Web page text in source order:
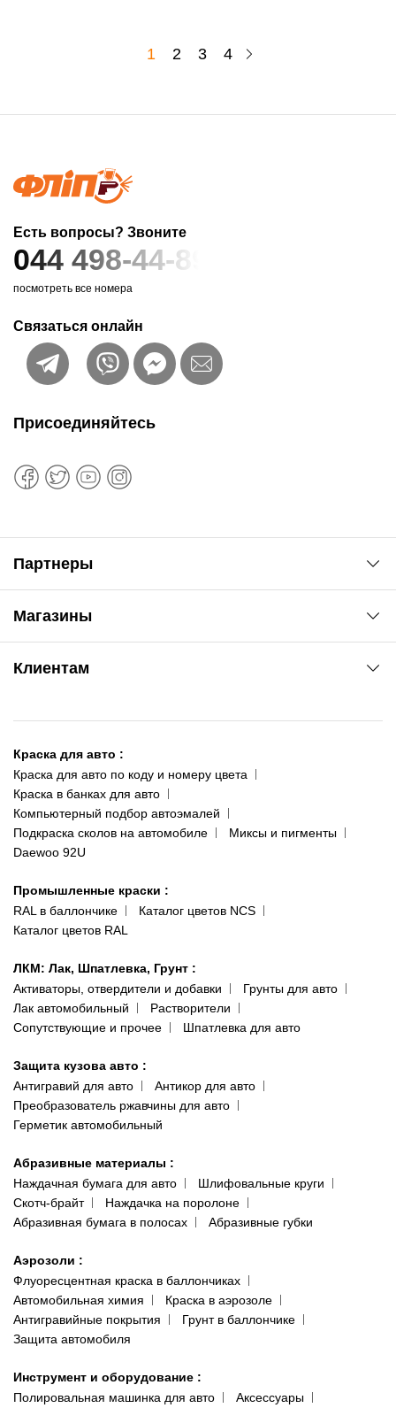
1 2 3 4
Есть вопросы? Звоните
044 498-44-89
посмотреть все номера
Связаться онлайн
Магазины
ул. Рабочая, 2-а
093 611-39-23
(ориентир: Интайм №40)
Одесса
пр-т Акад. Глушко, 29
066 554-97-70
Клиентам
Доставка и оплата
Сотрудничество
Наши публикации
Публичная оферта
Политика конфиденциальности
Присоединяйтесь
Партнеры
Краска для авто :
Краска для авто по коду и номеру цвета
Краска в банках для авто
Компьютерный подбор автоэмалей
Подкраска сколов на автомобиле
Миксы и пигменты
Daewoo 92U
Промышленные краски :
RAL в баллончике
Каталог цветов NCS
Каталог цветов RAL
ЛКМ: Лак, Шпатлевка, Грунт :
Активаторы, отвердители и добавки
Грунты для авто
Лак автомобильный
Растворители
Сопутствующие и прочее
Шпатлевка для авто
Защита кузова авто :
Антигравий для авто
Антикор для авто
Преобразователь ржавчины для авто
Герметик автомобильный
Абразивные материалы :
Наждачная бумага для авто
Шлифовальные круги
Скотч-брайт
Наждачка на поролоне
Абразивная бумага в полосах
Абразивные губки
Аэрозоли :
Флуоресцентная краска в баллончиках
Автомобильная химия
Краска в аэрозоле
Антигравийные покрытия
Грунт в баллончике
Защита автомобиля
Инструмент и оборудование :
Полировальная машинка для авто
Аксессуары